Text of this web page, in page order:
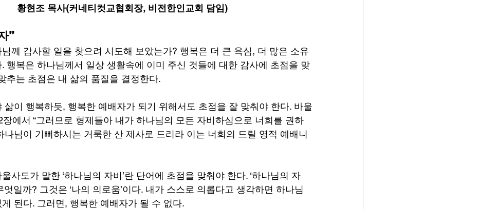
황현조 목사(커네티컷교협회장, 비전한인교회 담임)
”
께 감사할 일을 찾으려 시도해 보았는가? 행복은 더 큰 욕심, 더 많은 소유
행복은 하나님께서 일상 생활속에 이미 주신 것들에 대한 감사에 초점을 맞
추는 초점은 내 삶의 품질을 결정한다.
삶이 행복하듯, 행복한 예배자가 되기 위해서도 초점을 잘 맞춰야 한다. 바울
에서 “그러므로 형제들아 내가 하나님의 모든 자비하심으로 너희를 권하
나님이 기뻐하시는 거룩한 산 제사로 드리라 이는 너희의 드릴 영적 예배니
사도가 말한 ‘하나님의 자비’란 단어에 초점을 맞춰야 한다. ‘하나님의 자
엇일까? 그것은 ‘나의 의로움’이다. 내가 스스로 의롭다고 생각하면 하나님
된다. 그러면, 행복한 예배자가 될 수 없다.